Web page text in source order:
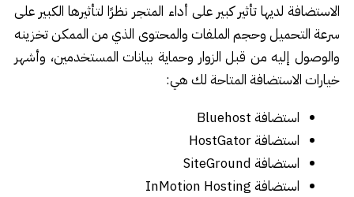
الاستضافة لديها تأثير كبير على أداء المتجر نظرًا لتأثيرها الكبير على
سرعة التحميل وحجم الملفات والمحتوى الذي من الممكن تخزينه
والوصول إليه من قبل الزوار وحماية بيانات المستخدمين، وأشهر
خيارات الاستضافة المتاحة لك هي:
استضافة Bluehost
استضافة HostGator
استضافة SiteGround
استضافة InMotion Hosting